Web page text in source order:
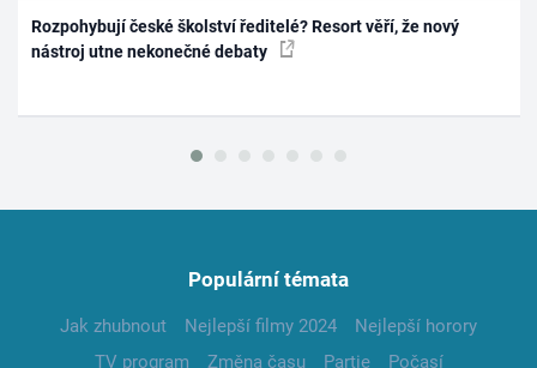
Rozpohybují české školství ředitelé? Resort věří, že nový
nástroj utne nekonečné debaty
Populární témata
Jak zhubnout Nejlepší filmy 2024
Nejlepší horory
TV program
Změna času Partie
Počasí